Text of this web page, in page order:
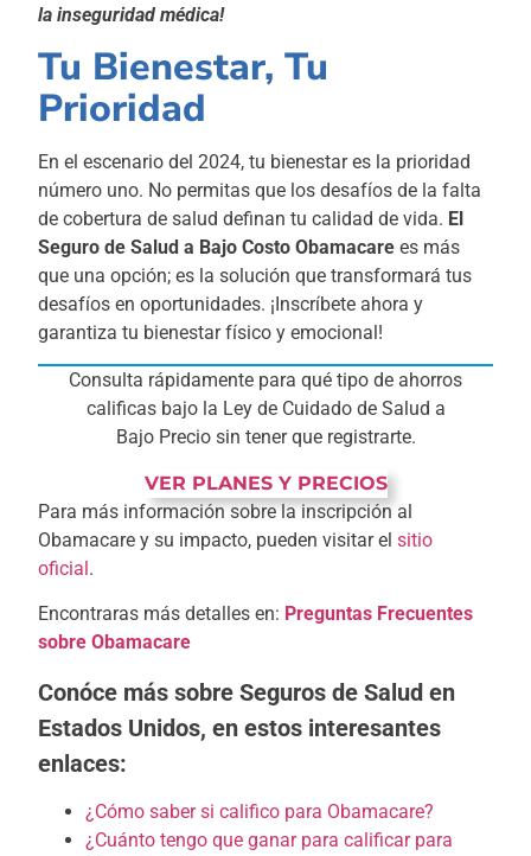
la inseguridad médica!
Tu Bienestar, Tu
Prioridad
En el escenario del 2024, tu bienestar es la prioridad
número uno. No permitas que los desafíos de la falta
de cobertura de salud definan tu calidad de vida. El
Seguro de Salud a Bajo Costo Obamacare es más
que una opción; es la solución que transformará tus
desafíos en oportunidades. ¡Inscríbete ahora y
garantiza tu bienestar físico y emocional!
Consulta rápidamente para qué tipo de ahorros
calificas bajo la Ley de Cuidado de Salud a
Bajo Precio sin tener que registrarte.
VER PLANES Y PRECIOS
Para más información sobre la inscripción al
Obamacare y su impacto, pueden visitar elsitio
oficial.
Encontraras más detalles en: Preguntas Frecuentes
sobre Obamacare
Conóce más sobre Seguros de Salud en
Estados Unidos, en estos interesantes
enlaces:
¿Cómo saber si califico para Obamacare?
¿Cuánto tengo que ganar para calificar para